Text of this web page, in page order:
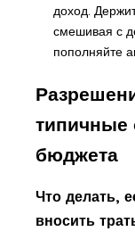
доход.
смешивая с
пополняйте
типичные
бюджета
Что делать,
вносить